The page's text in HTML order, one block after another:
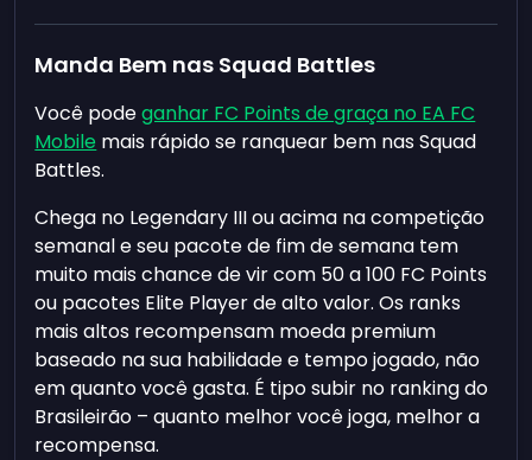
Manda Bem nas Squad Battles
Você podeganhar FC Points de graça no EA FC
Mobile mais rápido se ranquear bem nas Squad
Battles.
Chega no Legendary III ou acima na competição
semanal e seu pacote de fim de semana tem
muito mais chance de vir com 50 a 100 FC Points
ou pacotes Elite Player de alto valor. Os ranks
mais altos recompensam moeda premium
baseado na sua habilidade e tempo jogado, não
em quanto você gasta. É tipo subir no ranking do
Brasileirão – quanto melhor você joga, melhor a
recompensa.